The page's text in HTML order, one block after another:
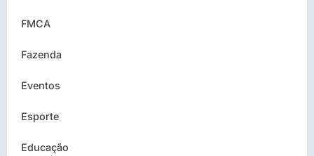
FMCA
Fazenda
Eventos
Esporte
Educação